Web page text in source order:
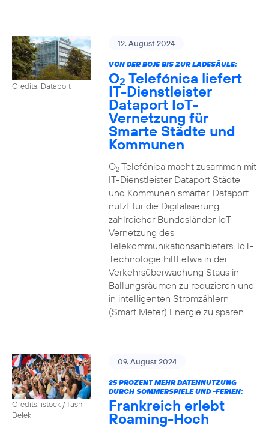
Credits: Dataport
12. August 2024
VON DER BOJE BIS ZUR LADESÄULE:
O2 Telefónica liefert
IT-Dienstleister
Dataport IoT-
Vernetzung für
Smarte Städte und
Kommunen
O2Telefónica macht zusammen mit
IT-Dienstleister Dataport Städte
und Kommunen smarter. Dataport
nutzt für die Digitalisierung
zahlreicher Bundesländer IoT-
Vernetzung des
Telekommunikationsanbieters. IoT-
Technologie hilft etwa in der
Verkehrsüberwachung Staus in
Ballungsräumen zu reduzieren und
in intelligenten Stromzählern
(Smart Meter) Energie zu sparen.
Credits: istock / Tashi-
Delek
09. August 2024
25 PROZENT MEHR DATENNUTZUNG
DURCH SOMMERSPIELE UND -FERIEN:
Frankreich erlebt
Roaming-Hoch